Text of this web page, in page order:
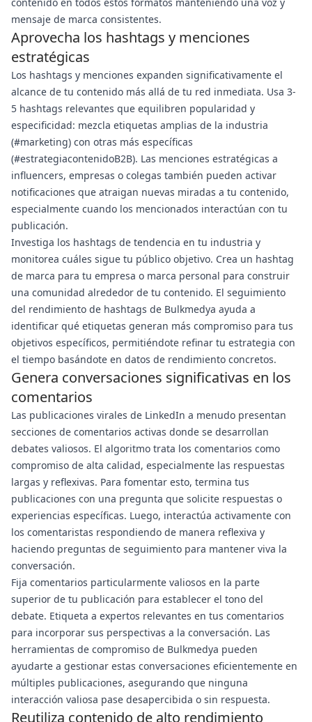
mensaje de marca consistentes.
Aprovecha los hashtags y menciones
estratégicas
Los hashtags y menciones expanden significativamente el
alcance de tu contenido más allá de tu red inmediata. Usa 3-
5 hashtags relevantes que equilibren popularidad y
especificidad: mezcla etiquetas amplias de la industria
(#marketing) con otras más específicas
(#estrategiacontenidoB2B). Las menciones estratégicas a
influencers, empresas o colegas también pueden activar
notificaciones que atraigan nuevas miradas a tu contenido,
especialmente cuando los mencionados interactúan con tu
publicación.
Investiga los hashtags de tendencia en tu industria y
monitorea cuáles sigue tu público objetivo. Crea un hashtag
de marca para tu empresa o marca personal para construir
una comunidad alrededor de tu contenido. El seguimiento
del rendimiento de hashtags de Bulkmedya ayuda a
identificar qué etiquetas generan más compromiso para tus
objetivos específicos, permitiéndote refinar tu estrategia con
el tiempo basándote en datos de rendimiento concretos.
Genera conversaciones significativas en los
comentarios
Las publicaciones virales de LinkedIn a menudo presentan
secciones de comentarios activas donde se desarrollan
debates valiosos. El algoritmo trata los comentarios como
compromiso de alta calidad, especialmente las respuestas
largas y reflexivas. Para fomentar esto, termina tus
publicaciones con una pregunta que solicite respuestas o
experiencias específicas. Luego, interactúa activamente con
los comentaristas respondiendo de manera reflexiva y
haciendo preguntas de seguimiento para mantener viva la
conversación.
Fija comentarios particularmente valiosos en la parte
superior de tu publicación para establecer el tono del
debate. Etiqueta a expertos relevantes en tus comentarios
para incorporar sus perspectivas a la conversación. Las
herramientas de compromiso de Bulkmedya pueden
ayudarte a gestionar estas conversaciones eficientemente en
múltiples publicaciones, asegurando que ninguna
interacción valiosa pase desapercibida o sin respuesta.
Reutiliza contenido de alto rendimiento